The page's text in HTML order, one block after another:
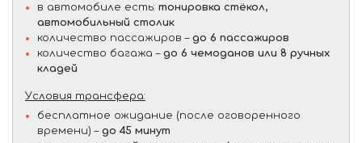
в автомобиле есть: тонировка стёкол,
автомобильный столик
количество пассажиров – до 6 пассажиров
количество багажа – до 6 чемоданов или 8 ручных
кладей
Условия трансфера:
бесплатное ожидание (после оговоренного
времени) – до 45 минут